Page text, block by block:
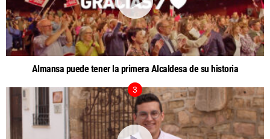
Almansa puede tener la primera Alcaldesa de su historia